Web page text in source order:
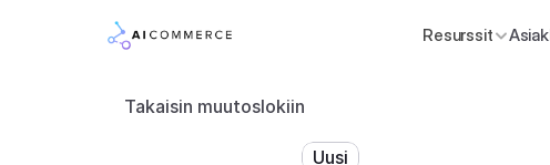
Resurssit
Takaisin muutoslokiin
Uusi